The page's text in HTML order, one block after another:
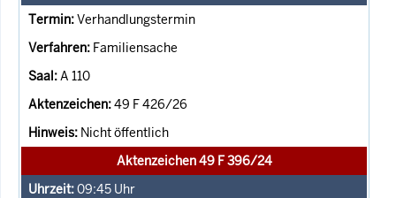
Verhandlungstermin
Familiensache
A 110
49 F 426/26
Nicht öffentlich
Aktenzeichen 49 F 396/24
09:45 Uhr